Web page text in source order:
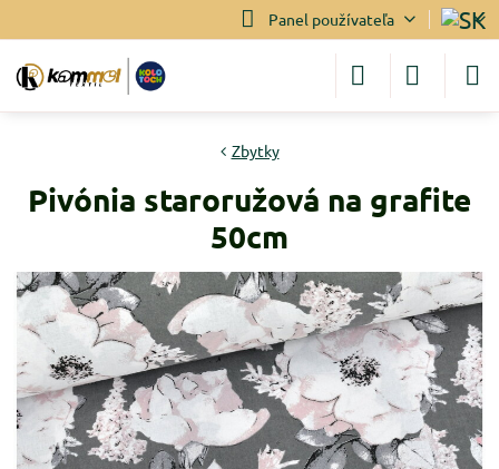
Panel používateľa
Zbytky
Pivónia staroružová na grafite
50cm